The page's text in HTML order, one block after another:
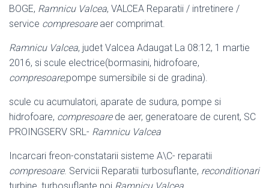
BOGE, Ramnicu Valcea, VALCEA Reparatii / intretinere /
service compresoareaer comprimat.
Ramnicu Valcea, judet Valcea Adaugat La 08:12, 1 martie
2016, si scule electrice(bormasini, hidrofoare,
compresoare,pompe sumersibile si de gradina).
scule cu acumulatori, aparate de sudura, pompe si
hidrofoare, compresoarede aer, generatoare de curent, SC
PROINGSERV SRL- Ramnicu Valcea
Incarcari freon-constatarii sisteme A\C- reparatii
compresoare. Servicii Reparatii turbosuflante, reconditionari